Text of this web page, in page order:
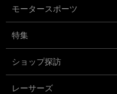
モータースポーツ
特集
ショップ探訪
レーサーズ